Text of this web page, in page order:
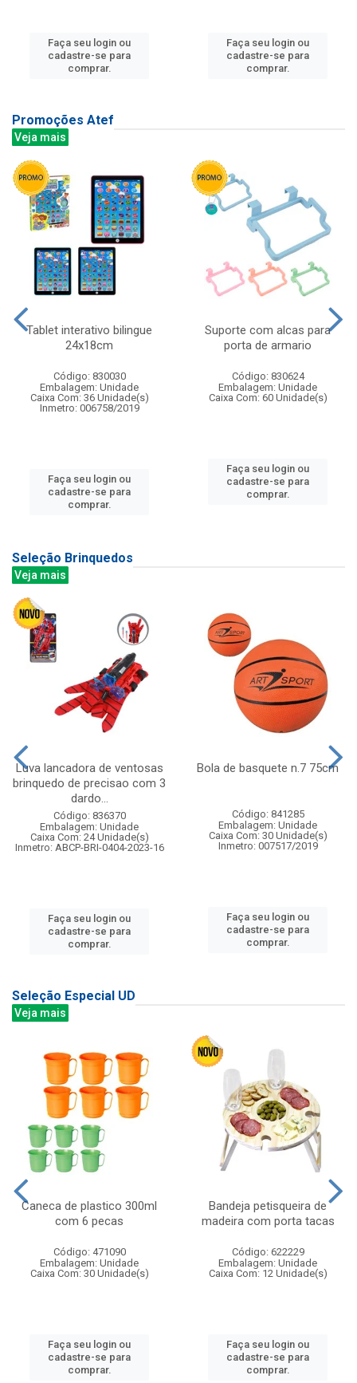
Faça seu login ou
cadastre-se para
comprar.
Faça seu login ou
cadastre-se para
comprar.
Promoções Atef
Veja mais
Tablet interativo bilingue
24x18cm
Código: 830030
Embalagem: Unidade
Caixa Com: 36 Unidade(s)
Inmetro: 006758/2019
Faça seu login ou
cadastre-se para
comprar.
Suporte com alcas para
porta de armario
Código: 830624
Embalagem: Unidade
Caixa Com: 60 Unidade(s)
Faça seu login ou
cadastre-se para
comprar.
Seleção Brinquedos
Veja mais
Luva lancadora de ventosas
brinquedo de precisao com 3
dardo...
Código: 836370
Embalagem: Unidade
Caixa Com: 24 Unidade(s)
Inmetro: ABCP-BRI-0404-2023-16
Faça seu login ou
cadastre-se para
comprar.
Bola de basquete n.7 75cm
Código: 841285
Embalagem: Unidade
Caixa Com: 30 Unidade(s)
Inmetro: 007517/2019
Faça seu login ou
cadastre-se para
comprar.
Seleção Especial UD
Veja mais
Caneca de plastico 300ml
com 6 pecas
Código: 471090
Embalagem: Unidade
Caixa Com: 30 Unidade(s)
Faça seu login ou
cadastre-se para
comprar.
Bandeja petisqueira de
madeira com porta tacas
Código: 622229
Embalagem: Unidade
Caixa Com: 12 Unidade(s)
Faça seu login ou
cadastre-se para
comprar.